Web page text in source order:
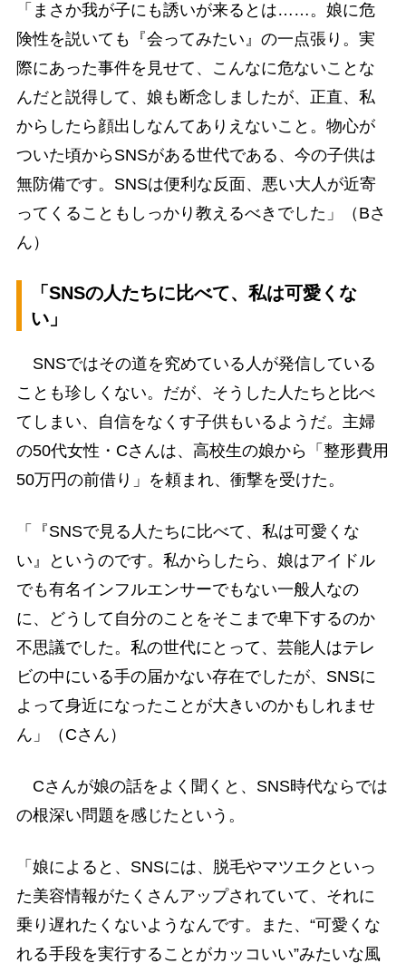
「まさか我が子にも誘いが来るとは……。娘に危
険性を説いても『会ってみたい』の一点張り。実
際にあった事件を見せて、こんなに危ないことな
んだと説得して、娘も断念しましたが、正直、私
からしたら顔出しなんてありえないこと。物心が
ついた頃からSNSがある世代である、今の子供は
無防備です。SNSは便利な反面、悪い大人が近寄
ってくることもしっかり教えるべきでした」（Bさ
ん）
「SNSの人たちに比べて、私は可愛くな
い」
SNSではその道を究めている人が発信している
ことも珍しくない。だが、そうした人たちと比べ
てしまい、自信をなくす子供もいるようだ。主婦
の50代女性・Cさんは、高校生の娘から「整形費用
50万円の前借り」を頼まれ、衝撃を受けた。
「『SNSで見る人たちに比べて、私は可愛くな
い』というのです。私からしたら、娘はアイドル
でも有名インフルエンサーでもない一般人なの
に、どうして自分のことをそこまで卑下するのか
不思議でした。私の世代にとって、芸能人はテレ
ビの中にいる手の届かない存在でしたが、SNSに
よって身近になったことが大きいのかもしれませ
ん」（Cさん）
Cさんが娘の話をよく聞くと、SNS時代ならでは
の根深い問題を感じたという。
「娘によると、SNSには、脱毛やマツエクといっ
た美容情報がたくさんアップされていて、それに
乗り遅れたくないようなんです。また、“可愛くな
れる手段を実行することがカッコいい”みたいな風